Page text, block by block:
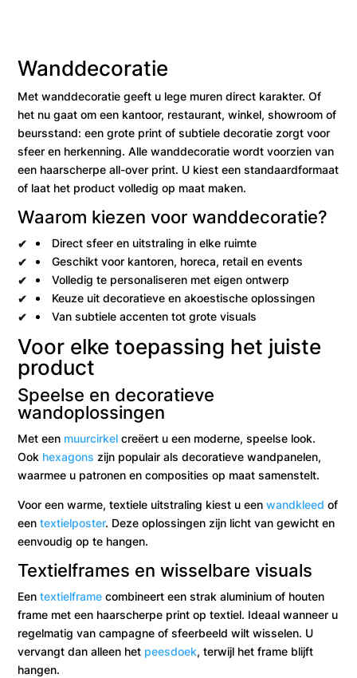
Wanddecoratie
Met wanddecoratie geeft u lege muren direct karakter. Of
het nu gaat om een kantoor, restaurant, winkel, showroom of
beursstand: een grote print of subtiele decoratie zorgt voor
sfeer en herkenning. Alle wanddecoratie wordt voorzien van
een haarscherpe all-over print. U kiest een standaardformaat
of laat het product volledig op maat maken.
Waarom kiezen voor wanddecoratie?
Direct sfeer en uitstraling in elke ruimte
Geschikt voor kantoren, horeca, retail en events
Volledig te personaliseren met eigen ontwerp
Keuze uit decoratieve en akoestische oplossingen
Van subtiele accenten tot grote visuals
Voor elke toepassing het juiste
product
Speelse en decoratieve
wandoplossingen
Met een muurcirkel creëert u een moderne, speelse look.
Ook hexagons zijn populair als decoratieve wandpanelen,
waarmee u patronen en composities op maat samenstelt.
Voor een warme, textiele uitstraling kiest u eenwandkleed of
eentextielposter. Deze oplossingen zijn licht van gewicht en
eenvoudig op te hangen.
Textielframes en wisselbare visuals
Eentextielframe combineert een strak aluminium of houten
frame met een haarscherpe print op textiel. Ideaal wanneer u
regelmatig van campagne of sfeerbeeld wilt wisselen. U
vervangt dan alleen het peesdoek, terwijl het frame blijft
hangen.